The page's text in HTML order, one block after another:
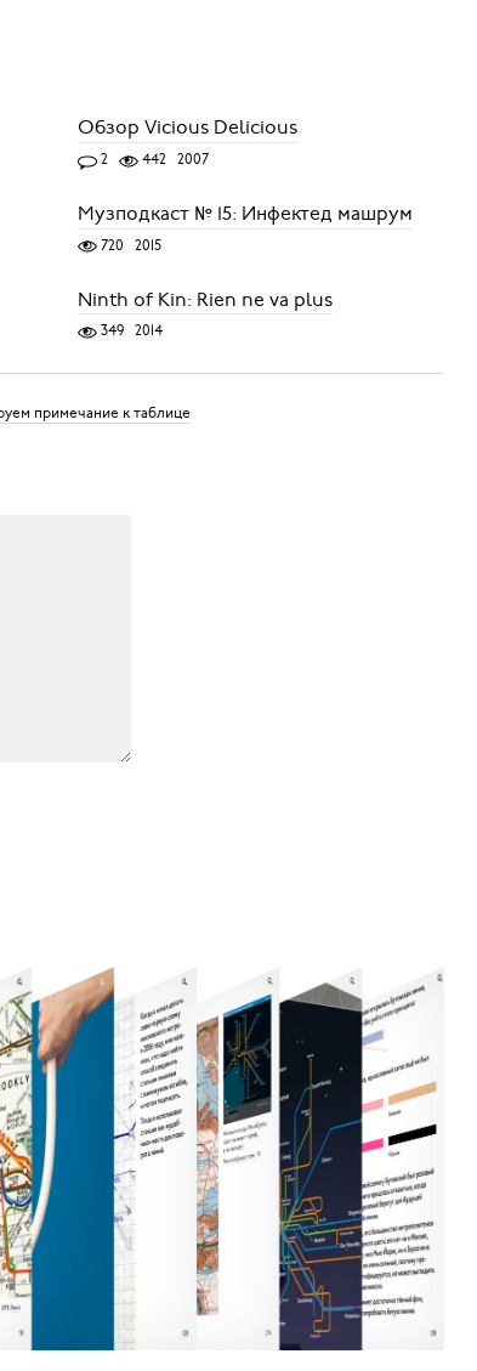
Обзор Vicious Delicious
2 442 2007
Музподкаст № 15: Инфектед машрум
720 2015
Ninth of Kin: Rien ne va plus
349 2014
примечание к таблице